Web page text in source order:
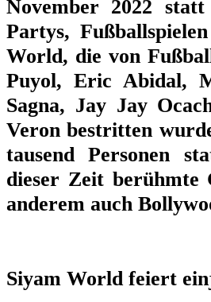
November 2022
Partys,
World, die von
Puyol, Eric Abidal,
Sagna, Jay Jay
Veron bestritten
tausend Personen
dieser Zeit
anderem auch
Siyam World feiert